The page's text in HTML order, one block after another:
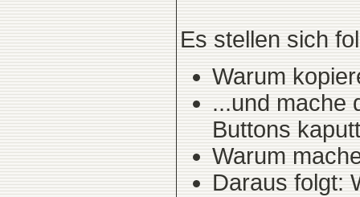
Es stellen sich
Warum
...und mache
Buttons kaputt
Warum
Daraus folgt: